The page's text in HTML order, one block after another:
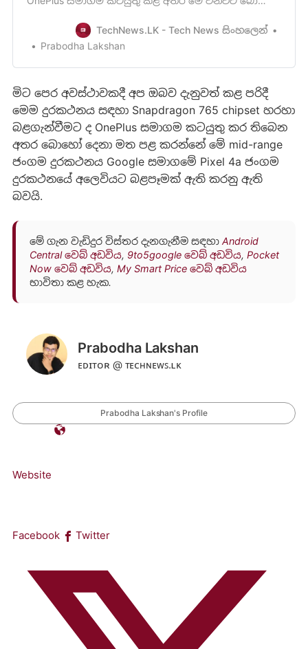
දුරකථනයක් වන OnePlus Z ජංගමදුරකථනය දෙසට
යොමු වී තිබෙනවා. මේ OnePlus Z ජංගම දුරකථනය
TechNews.LK - Tech News සිංහලෙන්
Prabodha Lakshan
මිට පෙර අවස්ථාවකදී අප ඔබව දැනුවත් කළ පරිදී
මෙම දුරකථනය සඳහා Snapdragon 765 chipset හරහා
බළගැන්වීමට ද OnePlus සමාගම කටයුතු කර තිබෙන
අතර බොහෝ දෙනා මත පළ කරන්නේ මේ mid-range
ජංගම දුරකථනය Google සමාගමේ Pixel 4a ජංගම
දුරකථනයේ අලෙවියට බළපෑමක් ඇති කරනු ඇති
බවයි.
මේ ගැන වැඩිදුර විස්තර දැනගැනීම සඳහා Android
Central ‍‍වෙබ් අඩවිය, 9to5google වෙබ් අඩවිය, Pocket
Now වෙබ් අඩවිය, My Smart Price වෙබ් අඩවිය
භාවිතා කළ හැක.
Prabodha Lakshan
ᴇᴅɪᴛᴏʀ @ ᴛᴇᴄʜɴᴇᴡꜱ.ʟᴋ
Prabodha Lakshan's Profile
Website
Facebook Twitter